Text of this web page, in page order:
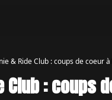
& Ride Club : coups de coeur
Club : coups